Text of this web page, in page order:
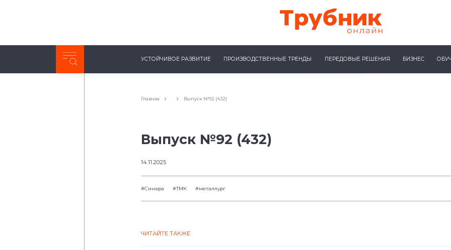
Неделя с ТМК. Выпуск №27 (225)
УСТОЙЧИВОЕ РАЗВИТИЕ ПРОИЗВОДСТВЕННЫЕ ТРЕНДЫ ПЕРЕДОВЫЕ РЕШЕНИЯ БИЗНЕС
Главная Выпуск №92 (432)
Выпуск №92 (432)
14.11.2025
#Синара #ТМК #металлург
ЧИТАЙТЕ ТАКЖЕ